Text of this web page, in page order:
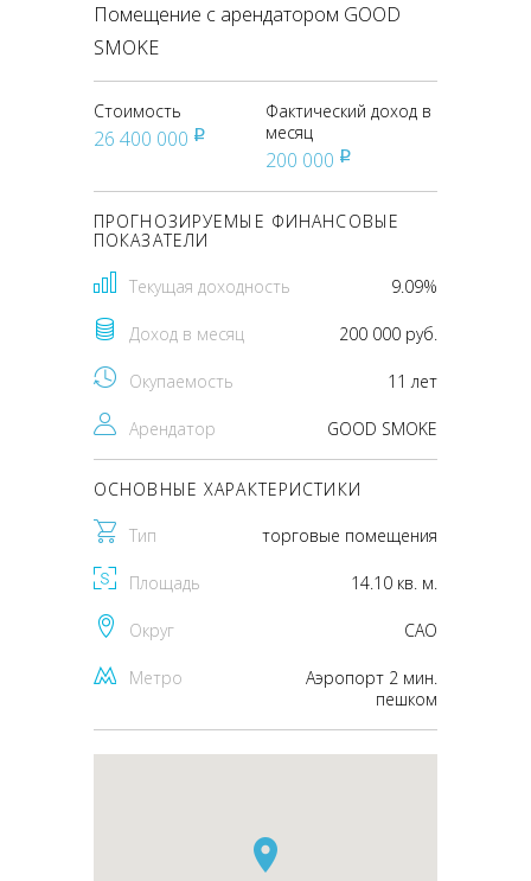
Помещение с арендатором GOOD
SMOKE
Стоимость
26 400 000 pуб
Фактический доход в
месяц
200 000 pуб
ПРОГНОЗИРУЕМЫЕ ФИНАНСОВЫЕ
ПОКАЗАТЕЛИ
Текущая доходность 9.09%
Доход в месяц 200 000 руб.
Окупаемость 11 лет
Арендатор GOOD SMOKE
ОСНОВНЫЕ ХАРАКТЕРИСТИКИ
Тип торговые помещения
Площадь 14.10 кв. м.
Округ CАО
Метро
Аэропорт 2 мин.
пешком